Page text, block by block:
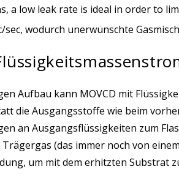
a low leak rate is ideal in order to
sec, wodurch unerwünschte
Aufbau kann MOVCD mit
die Ausgangsstoffe wie beim
an Ausgangsflüssigkeiten zum
(das immer noch von
um mit dem erhitzten Substrat